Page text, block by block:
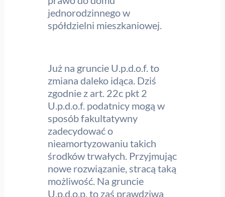
jednorodzinnego w
spółdzielni mieszkaniowej.
Już na gruncie U.p.d.o.f. to
zmiana daleko idąca. Dziś
zgodnie z art. 22c pkt 2
U.p.d.o.f. podatnicy mogą w
sposób fakultatywny
zadecydować o
nieamortyzowaniu takich
środków trwałych. Przyjmując
nowe rozwiązanie, stracą taką
możliwość. Na gruncie
U.p.d.o.p. to zaś prawdziwa